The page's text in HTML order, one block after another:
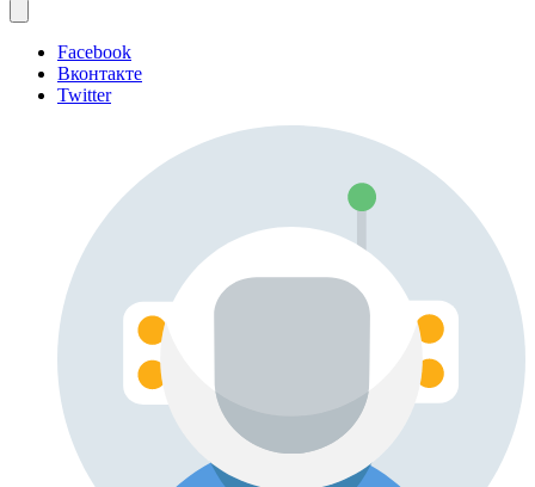
Facebook
Вконтакте
Twitter